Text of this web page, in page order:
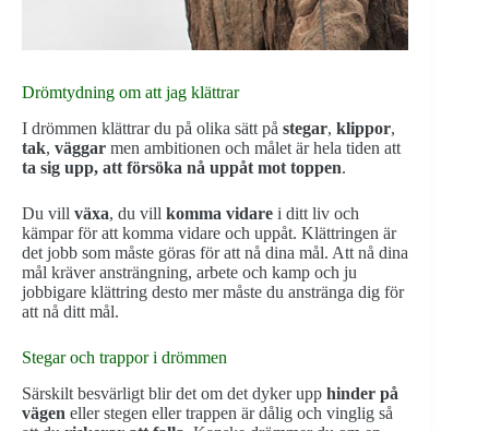
Drömtydning om att jag klättrar
I drömmen klättrar du på olika sätt på stegar, klippor,
tak, väggar men ambitionen och målet är hela tiden att
ta sig upp, att försöka nå uppåt mot toppen.
Du vill växa, du vill komma vidare i ditt liv och
kämpar för att komma vidare och uppåt. Klättringen är
det jobb som måste göras för att nå dina mål. Att nå dina
mål kräver ansträngning, arbete och kamp och ju
jobbigare klättring desto mer måste du anstränga dig för
att nå ditt mål.
Stegar och trappor i drömmen
Särskilt besvärligt blir det om det dyker upp hinder på
vägen eller stegen eller trappen är dålig och vinglig så